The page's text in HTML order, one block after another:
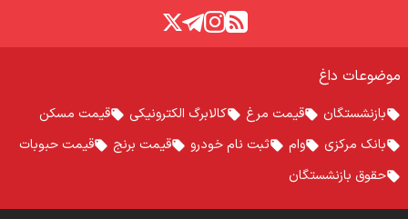
موضوعات داغ
بازنشستگان قیمت مرغ کالابرگ الکترونیکی
قیمت مسکن
بانک مرکزی
وام ثبت نام خودرو قیمت برنج
قیمت حبوبات
حقوق بازنشستگان